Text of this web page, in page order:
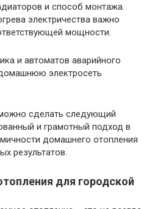
и способ монтажа.
электричества важно
мощности.
и автоматов аварийного
электросеть
сделать следующий
и грамотный подход в
домашнего отопления
результатов.
для городской